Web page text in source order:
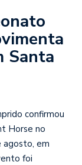
Santa
confirmou
Horse no
agosto, em
foi